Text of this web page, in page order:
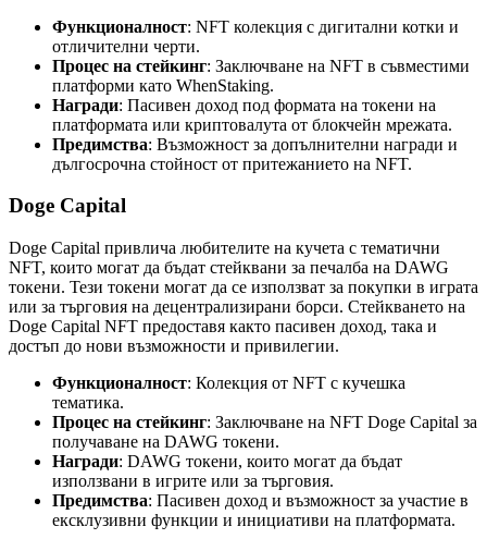
Функционалност: NFT колекция с дигитални котки и
отличителни черти.
Процес на стейкинг: Заключване на NFT в съвместими
платформи като WhenStaking.
Награди: Пасивен доход под формата на токени на
платформата или криптовалута от блокчейн мрежата.
Предимства: Възможност за допълнителни награди и
дългосрочна стойност от притежанието на NFT.
Doge Capital
Doge Capital привлича любителите на кучета с тематични
NFT, които могат да бъдат стейквани за печалба на DAWG
токени. Тези токени могат да се използват за покупки в играта
или за търговия на децентрализирани борси. Стейкването на
Doge Capital NFT предоставя както пасивен доход, така и
достъп до нови възможности и привилегии.
Функционалност: Колекция от NFT с кучешка
тематика.
Процес на стейкинг: Заключване на NFT Doge Capital за
получаване на DAWG токени.
Награди: DAWG токени, които могат да бъдат
използвани в игрите или за търговия.
Предимства: Пасивен доход и възможност за участие в
ексклузивни функции и инициативи на платформата.